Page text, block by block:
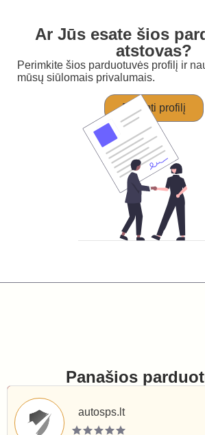
Ar Jūs esate šios
atstovas?
Perimkite šios parduotuvės profilį ir
mūsų siūlomais privalumais.
Perimti profilį
Panašios
autosps.lt